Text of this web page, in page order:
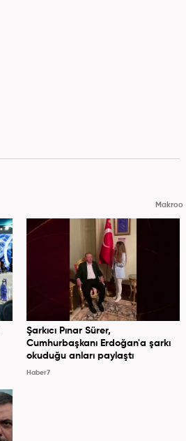
Makroo
Şarkıcı Pınar Sürer,
Cumhurbaşkanı Erdoğan'a şarkı
okuduğu anları paylaştı
Haber7